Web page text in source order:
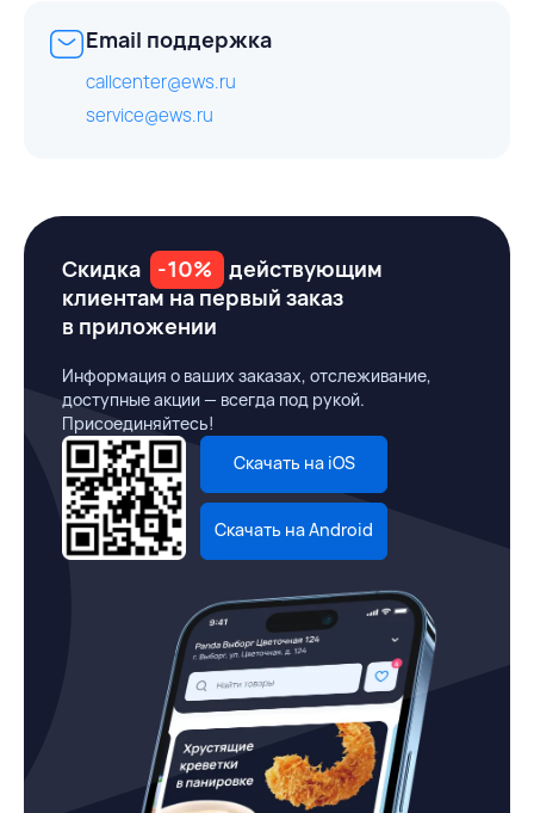
Email поддержка
callcenter@ews.ru
service@ews.ru
Скидка -10%
действующим
клиентам на первый заказ
в приложении
Информация о ваших заказах, отслеживание,
доступные акции — всегда под рукой.
Присоединяйтесь!
Скачать на iOS
Скачать на Android